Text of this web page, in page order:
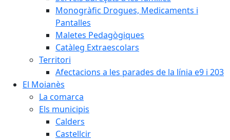
Monogràfic Drogues, Medicaments i
Pantalles
Maletes Pedagògiques
Catàleg Extraescolars
Territori
Afectacions a les parades de la línia e9 i 203
El Moianès
La comarca
Els municipis
Calders
Castellcir